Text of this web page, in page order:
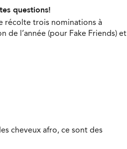
questions!
récolte trois nominations à
de l’année (pour Fake Friends) et
cheveux afro, ce sont des